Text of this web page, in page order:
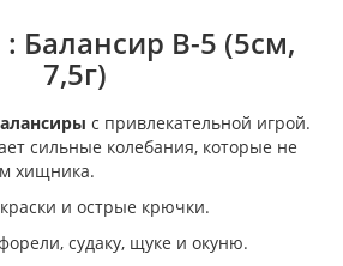
Балансир B-5 (5см,
7,5г)
с привлекательной игрой.
сильные колебания, которые не
хищника.
и острые крючки.
судаку, щуке и окуню.